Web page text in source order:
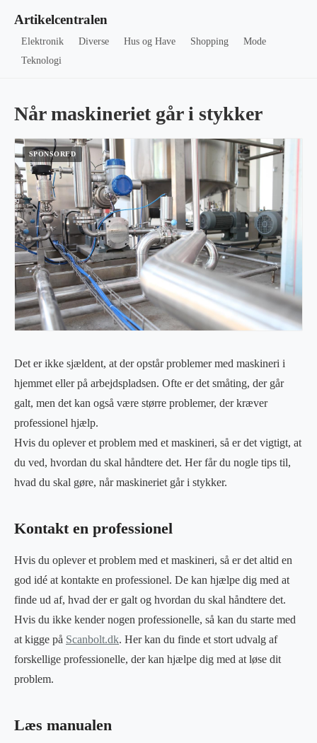
Artikelcentralen
Elektronik Diverse Hus og Have Shopping
Mode
Teknologi
Når maskineriet går i stykker
Det er ikke sjældent, at der opstår problemer med maskineri i
hjemmet eller på arbejdspladsen. Ofte er det småting, der går
galt, men det kan også være større problemer, der kræver
professionel hjælp.
Hvis du oplever et problem med et maskineri, så er det vigtigt, at
du ved, hvordan du skal håndtere det. Her får du nogle tips til,
hvad du skal gøre, når maskineriet går i stykker.
Kontakt en professionel
Hvis du oplever et problem med et maskineri, så er det altid en
god idé at kontakte en professionel. De kan hjælpe dig med at
finde ud af, hvad der er galt og hvordan du skal håndtere det.
Hvis du ikke kender nogen professionelle, så kan du starte med
at kigge på Scanbolt.dk. Her kan du finde et stort udvalg af
forskellige professionelle, der kan hjælpe dig med at løse dit
problem.
Læs manualen